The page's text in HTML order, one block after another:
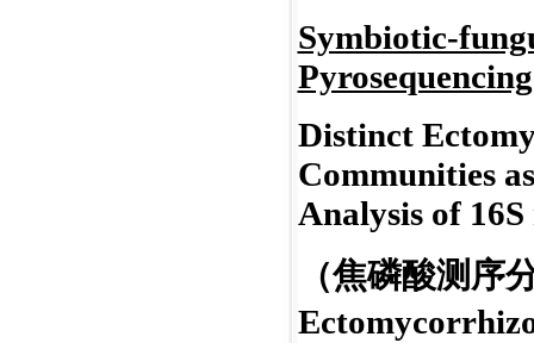
Symbiotic-
Pyrosequencing
Distinct
Communities
Analysis of
（焦磷酸测序